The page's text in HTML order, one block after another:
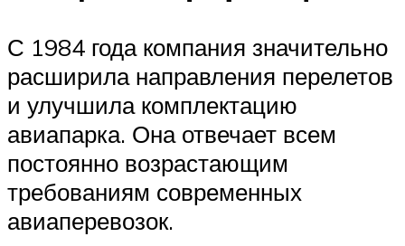
С 1984 года компания значительно
расширила направления перелетов
и улучшила комплектацию
авиапарка. Она отвечает всем
постоянно возрастающим
требованиям современных
авиаперевозок.